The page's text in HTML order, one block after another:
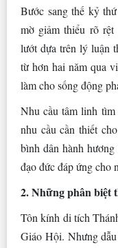
Bước sang thế kỷ
mờ giảm thiểu rõ
lướt dựa trên lý luận
từ hơn hai năm qua
làm cho sống động
Nhu cầu tâm linh
nhu cầu cần thiết
bình dân hành
đạo đức đáp ứng cho
2. Những phân biệt
Tôn kính di tích
Giáo Hội. Nhưng